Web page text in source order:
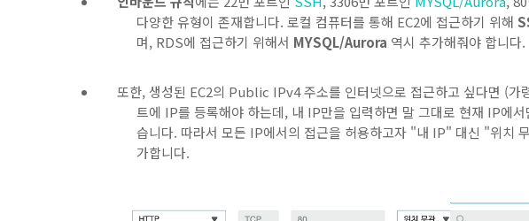
다양한 유형이 존재합니다. 로컬 컴퓨터를 통해 EC2에 접근하기 위해
며, RDS에 접근하기 위해서 MYSQL/Aurora 역시 추가해줘야 합니다.
또한, 생성된 EC2의 Public IPv4 주소를 인터넷으로 접근하고 싶다면 (가
트에 IP를 등록해야 하는데, 내 IP만을 입력하면 말 그대로 현재 IP에서
습니다. 따라서 모든 IP에서의 접근을 허용하고자 "내 IP" 대신 "위치
가합니다.